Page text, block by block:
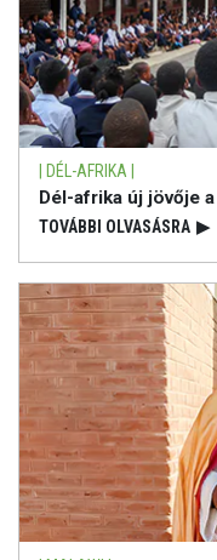
| DÉL-AFRIKA |
Dél-afrika új jövője
TOVÁBBI OLVASÁSRA ▶